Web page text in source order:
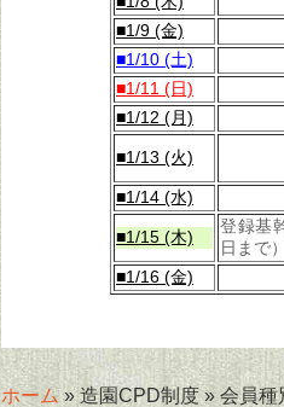
■1/9 (金)
■1/10 (土)
■1/11 (日)
■1/12 (月)
■1/13 (火)
■1/14 (水)
■1/15 (木)
登録基
日まで）
■1/16 (金)
ホーム» 造園CPD制度 » 会員種